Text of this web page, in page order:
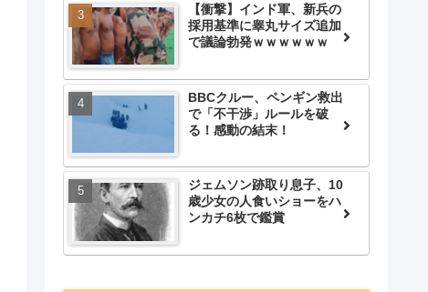
【衝撃】インド軍、新兵の
採用基準に睾丸サイズ追加
で議論勃発ｗｗｗｗｗｗ
BBCクルー、ペンギン救出
で「不干渉」ルールを破
る！感動の結末！
ジェムソン跡取り息子、10
歳少女の人食いショーをハ
ンカチ6枚で鑑賞